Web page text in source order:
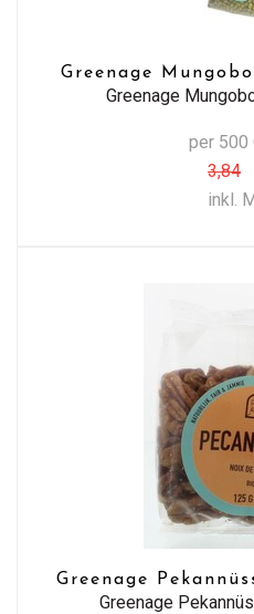
Greenage
Greenage
per 500
3,84
inkl.
Greenage
Greenage